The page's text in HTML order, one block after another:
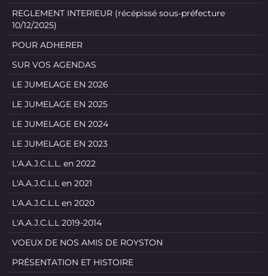
REGLEMENT INTERIEUR (récépissé sous-préfecture
10/12/2025)
POUR ADHERER
SUR VOS AGENDAS
LE JUMELAGE EN 2026
LE JUMELAGE EN 2025
LE JUMELAGE EN 2024
LE JUMELAGE EN 2023
L'A.A.J.C.L.L. en 2022
L'A.A.J.C.L.L en 2021
L'A.A.J.C.L.L en 2020
L'A.A.J.C.L.L 2019-2014
VOEUX DE NOS AMIS DE ROYSTON
PRÉSENTATION ET HISTOIRE